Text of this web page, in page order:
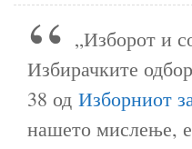
„Изборот и
Избирачките
38 од Изборниот
нашето мислење,